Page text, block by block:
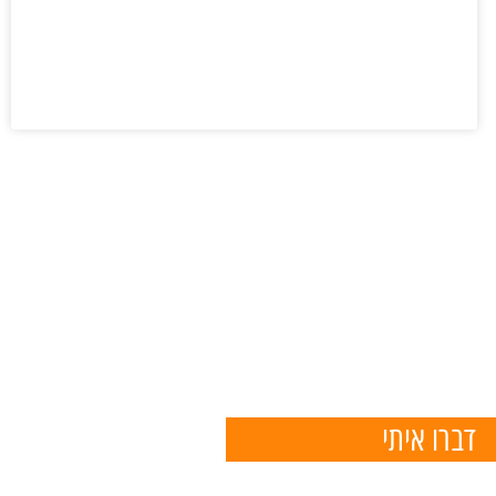
דברו איתי